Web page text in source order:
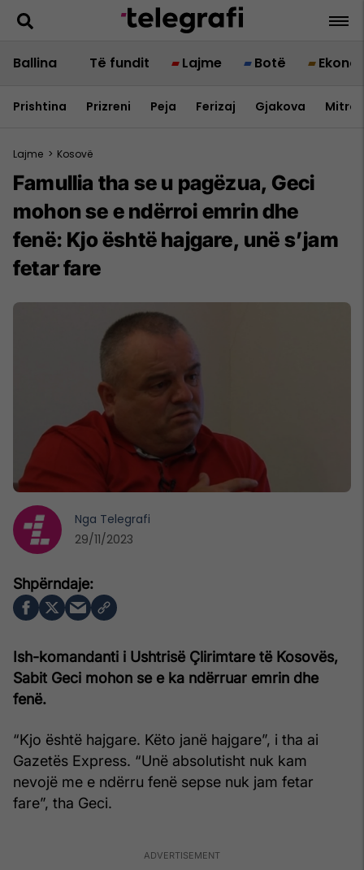
Ballina Të fundit Lajme Botë
Prishtina Prizreni Peja Ferizaj Gjakova
Lajme > Kosovë
Famullia tha se u pagëzua, Geci
mohon se e ndërroi emrin dhe
fenë: Kjo është hajgare, unë s’jam
fetar fare
Ish-komandanti i Ushtrisë Çlirimtare të Kosovës,
Sabit Geci mohon se e ka ndërruar emrin dhe
fenë.
“Kjo është hajgare. Këto janë hajgare”, i tha ai
Gazetës Express. “Unë absolutisht nuk kam
nevojë me e ndërru fenë sepse nuk jam fetar
fare”, tha Geci.
Nga Telegrafi
29/11/2023